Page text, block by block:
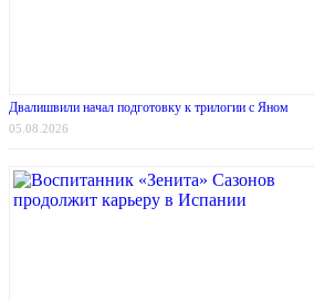
Двалишвили начал подготовку к трилогии с Яном
05.08.2026